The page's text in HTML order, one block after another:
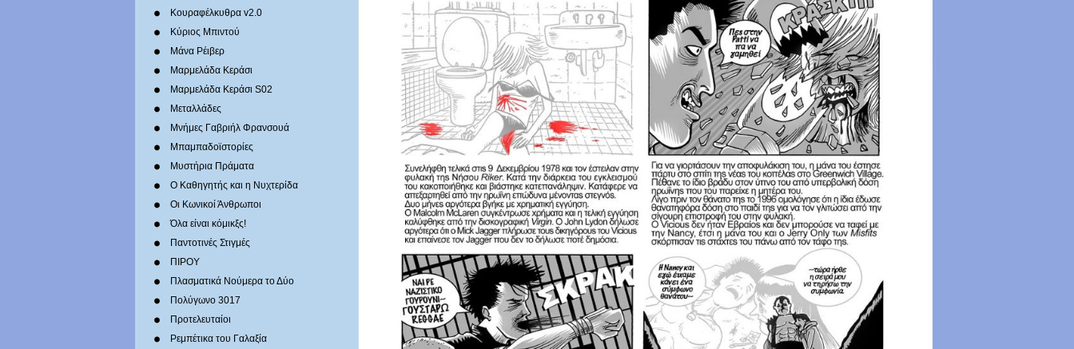
Κουραφέλκυθρα v2.0
Κύριος Μπιντού
Μάνα Ρέιβερ
Μαρμελάδα Κεράσι
Μαρμελάδα Κεράσι S02
Μεταλλάδες
Mνήμες Γαβριήλ Φρανσουά
Μπαμπαδοϊστορίες
Μυστήρια Πράματα
Ο Καθηγητής και η Νυχτερίδα
Οι Κωνικοί Άνθρωποι
Όλα είναι κόμικξς!
Παντοτινές Στιγμές
ΠΙΡΟΥ
Πλασματικά Νούμερα το Δύο
Πολύγωνο 3017
Προτελευταίοι
Ρεμπέτικα του Γαλαξία